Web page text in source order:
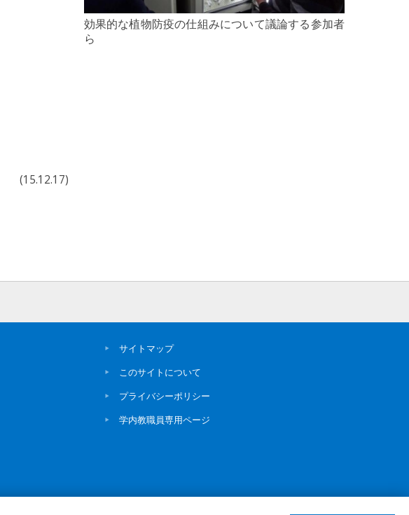
(15.12.17)
効果的な植物防疫の仕組みについて議論する参加者
ら
サイトマップ
このサイトについて
プライバシーポリシー
学内教職員専用ページ